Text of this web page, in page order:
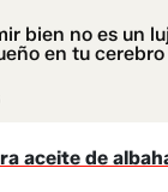
bien no es un
en tu
aceite de